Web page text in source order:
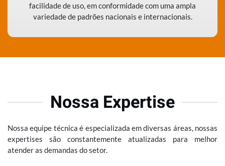
facilidade de uso, em conformidade com uma ampla
variedade de padrões nacionais e internacionais.
Nossa Expertise
Nossa equipe técnica é especializada em diversas áreas, nossas
expertises são constantemente atualizadas para melhor
atender as demandas do setor.